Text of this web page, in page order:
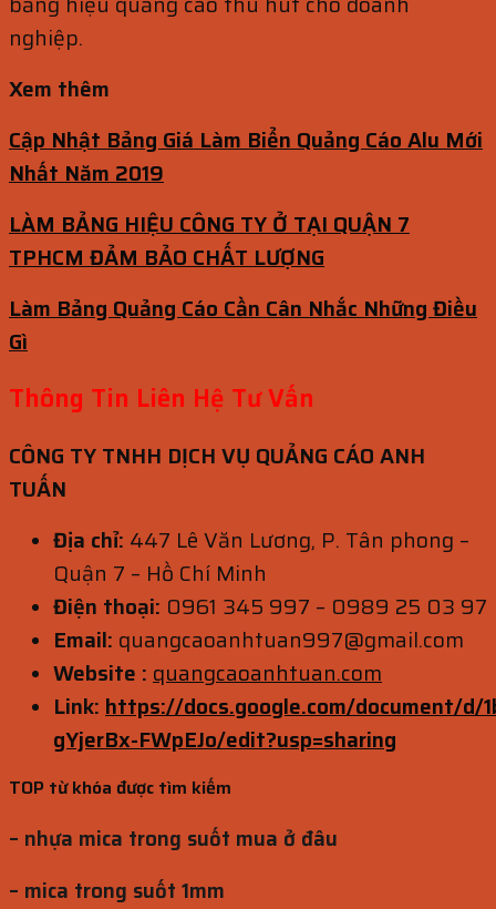
nghiệp.
Xem thêm
Cập Nhật Bảng Giá Làm Biển Quảng Cáo Alu Mới
Nhất Năm 2019
LÀM BẢNG HIỆU CÔNG TY Ở TẠI QUẬN 7
TPHCM ĐẢM BẢO CHẤT LƯỢNG
Làm Bảng Quảng Cáo Cần Cân Nhắc Những Điều
Gì
Thông Tin Liên Hệ Tư Vấn
CÔNG TY TNHH DỊCH VỤ QUẢNG CÁO ANH
TUẤN
Địa chỉ: 447 Lê Văn Lương, P. Tân phong –
Quận 7 – Hồ Chí Minh
Điện thoại: 0961 345 997 – 0989 25 03 97
Email: quangcaoanhtuan997@gmail.com
Website : quangcaoanhtuan.com
Link: https://docs.google.com/document/d/
gYjerBx-FWpEJo/edit?usp=sharing
TOP từ khóa được tìm kiếm
– nhựa mica trong suốt mua ở đâu
– mica trong suốt 1mm